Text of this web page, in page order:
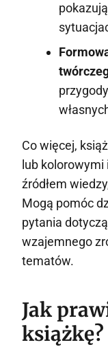
Co więcej,
lub
źródłem
Mogą pomóc
pytania
wzajemnego
tematów.
Jak
książkę?